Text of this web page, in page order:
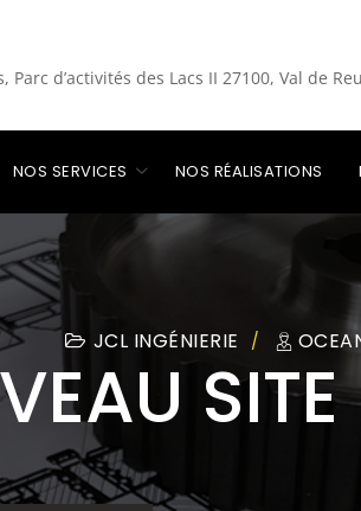
Parc d’activités des Lacs II 27100, Val de
NOS SERVICES NOS RÉALISATIONS
JCL INGÉNIERIE
SITE